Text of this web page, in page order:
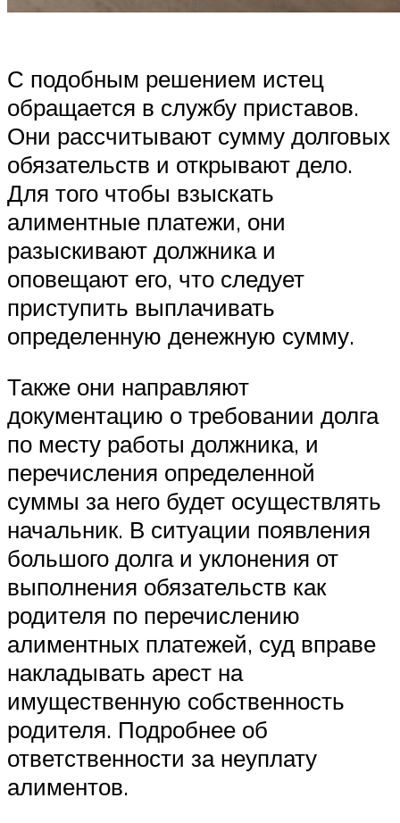
С подобным решением истец
обращается в службу приставов.
Они рассчитывают сумму долговых
обязательств и открывают дело.
Для того чтобы взыскать
алиментные платежи, они
разыскивают должника и
оповещают его, что следует
приступить выплачивать
определенную денежную сумму.
Также они направляют
документацию о требовании долга
по месту работы должника, и
перечисления определенной
суммы за него будет осуществлять
начальник. В ситуации появления
большого долга и уклонения от
выполнения обязательств как
родителя по перечислению
алиментных платежей, суд вправе
накладывать арест на
имущественную собственность
родителя. Подробнее об
ответственности за неуплату
алиментов.